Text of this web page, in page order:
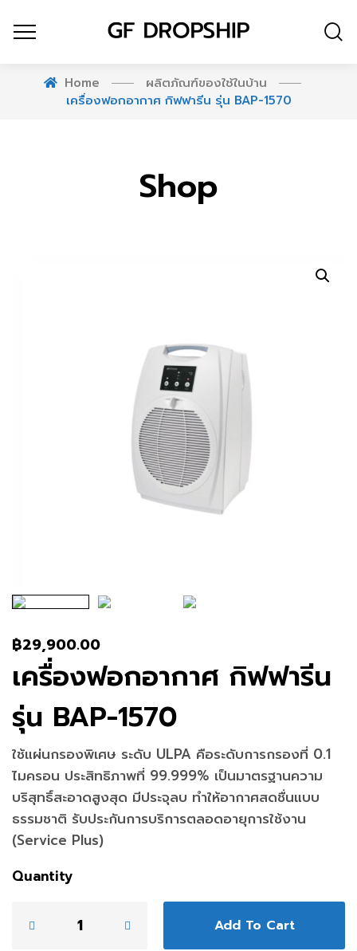
Home
ผลิตภัณฑ์ของใช้ในบ้าน
เครื่องฟอกอากาศ กิฟฟารีน รุ่น BAP-1570
Shop
฿29,900.00
เครื่องฟอกอากาศ กิฟฟารีน
รุ่น BAP-1570
ใช้แผ่นกรองพิเศษ ระดับ ULPA คือระดับการกรองที่ 0.1
ไมครอน ประสิทธิภาพที่ 99.999% เป็นมาตรฐานความ
บริสุทธิ์สะอาดสูงสุด มีประจุลบ ทำให้อากาศสดชื่นแบบ
ธรรมชาติ รับประกันการบริการตลอดอายุการใช้งาน
(Service Plus)
Quantity
Add To Cart